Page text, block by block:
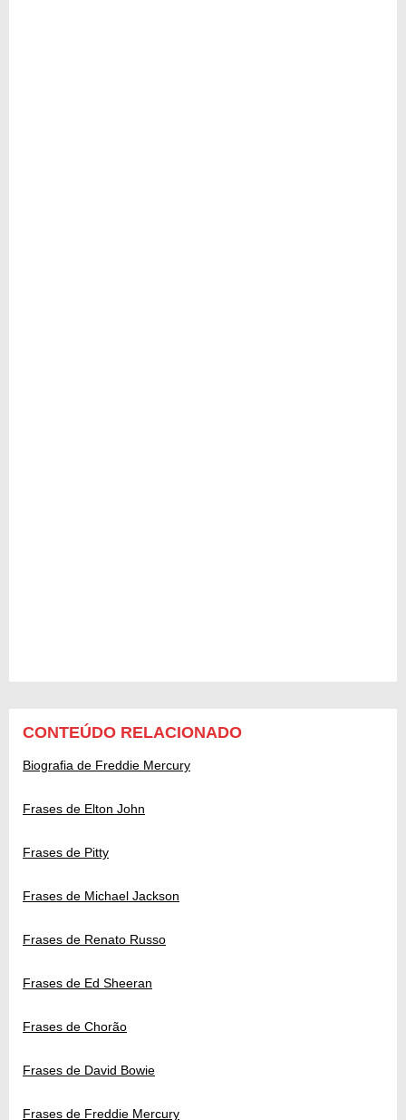
CONTEÚDO RELACIONADO
Biografia de Freddie Mercury
Frases de Elton John
Frases de Pitty
Frases de Michael Jackson
Frases de Renato Russo
Frases de Ed Sheeran
Frases de Chorão
Frases de David Bowie
Frases de Freddie Mercury